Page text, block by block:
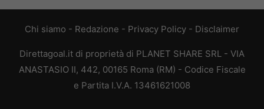
Chi siamo - Redazione - Privacy Policy - Disclaimer
Direttagoal.it di proprietà di PLANET SHARE SRL - VIA
ANASTASIO II, 442, 00165 Roma (RM) - Codice Fiscale
e Partita I.V.A. 13461621008